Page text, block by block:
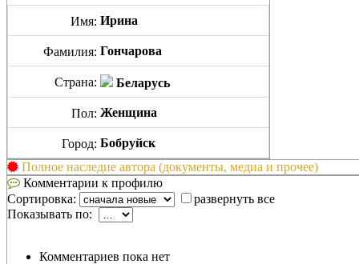
Имя: Ирина
Фамилия: Гончарова
Страна: Беларусь
Пол: Женщина
Город: Бобруйск
Полное наследие автора (документы, медиа и прочее)
Комментарии к профилю
Сортировка:
развернуть все
Показывать по:
Комментариев пока нет